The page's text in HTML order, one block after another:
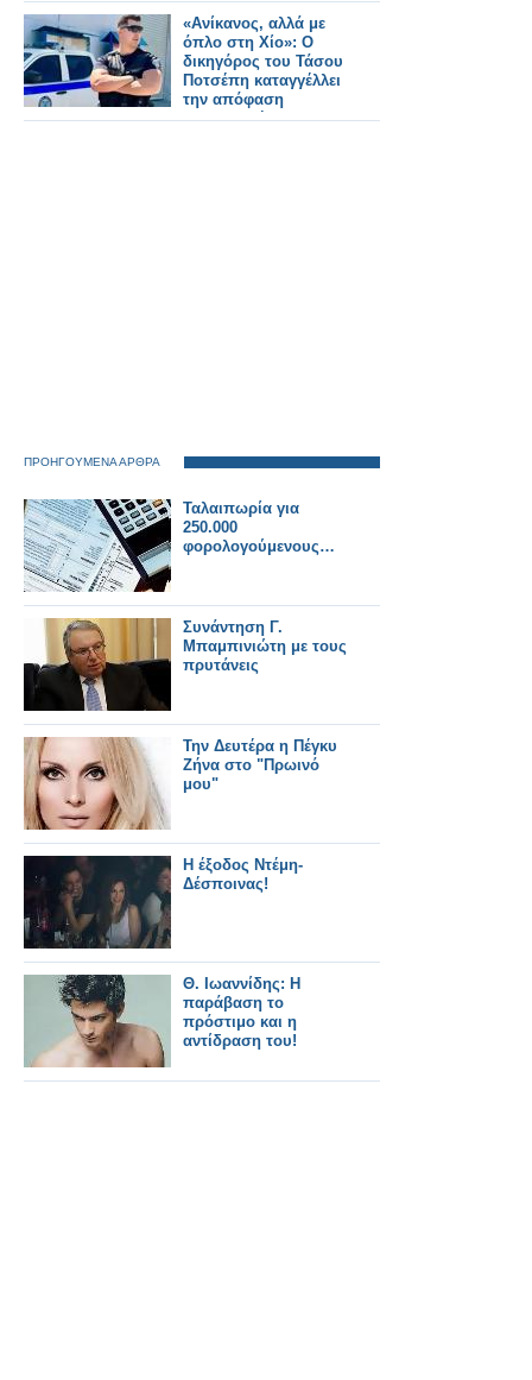
«Ανίκανος, αλλά με
όπλο στη Χίο»: Ο
δικηγόρος του Τάσου
Ποτσέπη καταγγέλλει
την απόφαση
αποπομπής
ΠΡΟΗΓΟΥΜΕΝΑ ΑΡΘΡΑ
Ταλαιπωρία για
250.000
φορολογούμενους…
Συνάντηση Γ.
Μπαμπινιώτη με τους
πρυτάνεις
Την Δευτέρα η Πέγκυ
Ζήνα στο "Πρωινό
μου"
Η έξοδος Ντέμη-
Δέσποινας!
Θ. Ιωαννίδης: Η
παράβαση το
πρόστιμο και η
αντίδραση του!